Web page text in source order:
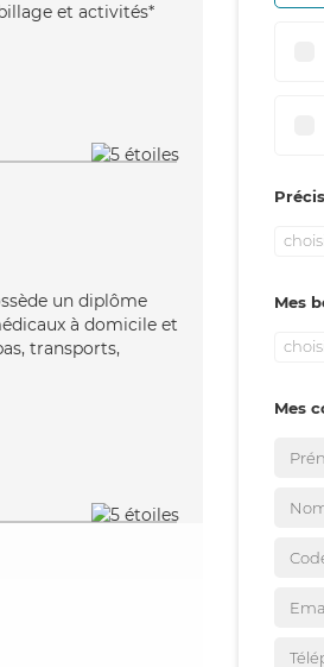
et activités*
un diplôme
à domicile et
transports,
Mes
Mes